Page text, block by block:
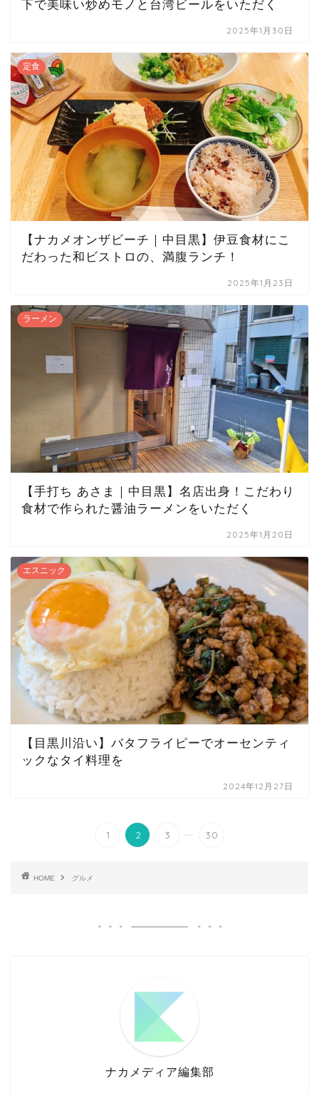
下で美味い炒めモノと台湾ビールをいただく
2025年1月30日
定食
【ナカメオンザビーチ｜中目黒】伊豆食材にこ
だわった和ビストロの、満腹ランチ！
2025年1月23日
ラーメン
【手打ち あさま｜中目黒】名店出身！こだわり
食材で作られた醤油ラーメンをいただく
2025年1月20日
エスニック
【目黒川沿い】バタフライピーでオーセンティ
ックなタイ料理を
2024年12月27日
1 2 3 ... 30
HOME グルメ
ナカメディア編集部